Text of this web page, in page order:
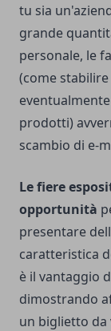
tu sia
grande
personale, le
(come
prodotti)
scambio di e-
Lefiere
opportunità
presentare
caratteristica
è il vantaggio
dimostrando
un biglietto da